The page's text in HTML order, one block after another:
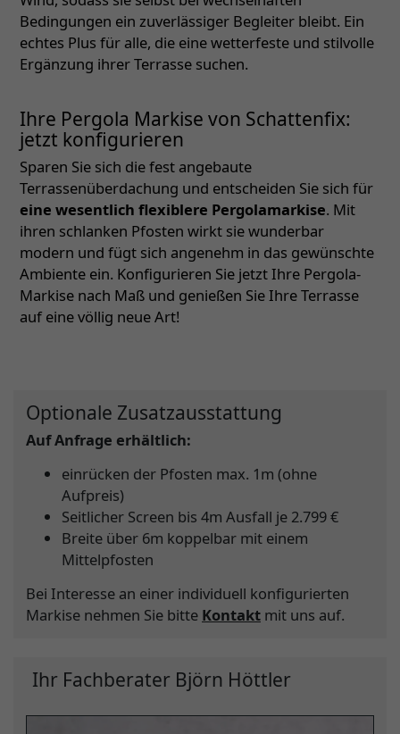
Bedingungen ein zuverlässiger Begleiter bleibt. Ein
echtes Plus für alle, die eine wetterfeste und stilvolle
Ergänzung ihrer Terrasse suchen.
Ihre Pergola Markise von Schattenfix:
jetzt konfigurieren
Sparen Sie sich die fest angebaute
Terrassenüberdachung und entscheiden Sie sich für
eine wesentlich flexiblere Pergolamarkise. Mit
ihren schlanken Pfosten wirkt sie wunderbar
modern und fügt sich angenehm in das gewünschte
Ambiente ein. Konfigurieren Sie jetzt Ihre Pergola-
Markise nach Maß und genießen Sie Ihre Terrasse
auf eine völlig neue Art!
Optionale Zusatzausstattung
Auf Anfrage erhältlich:
einrücken der Pfosten max. 1m (ohne
Aufpreis)
Seitlicher Screen bis 4m Ausfall je 2.799 €
Breite über 6m koppelbar mit einem
Mittelpfosten
Bei Interesse an einer individuell konfigurierten
Markise nehmen Sie bitte Kontakt mit uns auf.
Ihr Fachberater Björn Höttler